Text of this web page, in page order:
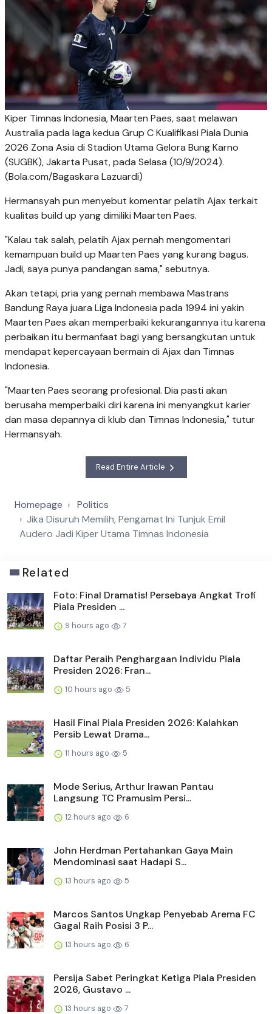
Kiper Timnas Indonesia, Maarten Paes, saat melawan
Australia pada laga kedua Grup C Kualifikasi Piala Dunia
2026 Zona Asia di Stadion Utama Gelora Bung Karno
(SUGBK), Jakarta Pusat, pada Selasa (10/9/2024).
(Bola.com/Bagaskara Lazuardi)
Hermansyah pun menyebut komentar pelatih Ajax terkait
kualitas build up yang dimiliki Maarten Paes.
"Kalau tak salah, pelatih Ajax pernah mengomentari
kemampuan build up Maarten Paes yang kurang bagus.
Jadi, saya punya pandangan sama," sebutnya.
Akan tetapi, pria yang pernah membawa Mastrans
Bandung Raya juara Liga Indonesia pada 1994 ini yakin
Maarten Paes akan memperbaiki kekurangannya itu karena
perbaikan itu bermanfaat bagi yang bersangkutan untuk
mendapat kepercayaan bermain di Ajax dan Timnas
Indonesia.
"Maarten Paes seorang profesional. Dia pasti akan
berusaha memperbaiki diri karena ini menyangkut karier
dan masa depannya di klub dan Timnas Indonesia," tutur
Hermansyah.
Read Entire Article
Homepage
Politics
Jika Disuruh Memilih, Pengamat Ini Tunjuk Emil
Audero Jadi Kiper Utama Timnas Indonesia
Related
Foto: Final Dramatis! Persebaya Angkat Trofi
Piala Presiden ...
9 hours ago 7
Daftar Peraih Penghargaan Individu Piala
Presiden 2026: Fran...
10 hours ago 5
Hasil Final Piala Presiden 2026: Kalahkan
Persib Lewat Drama...
11 hours ago 5
Mode Serius, Arthur Irawan Pantau
Langsung TC Pramusim Persi...
12 hours ago 6
John Herdman Pertahankan Gaya Main
Mendominasi saat Hadapi S...
13 hours ago 5
Marcos Santos Ungkap Penyebab Arema FC
Gagal Raih Posisi 3 P...
13 hours ago 6
Persija Sabet Peringkat Ketiga Piala Presiden
2026, Gustavo ...
13 hours ago 7